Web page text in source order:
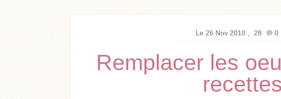
Le 26 Nov 2010 28 0
Remplacer les
recettes